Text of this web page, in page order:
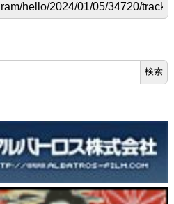
検索